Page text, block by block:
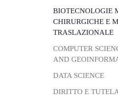
BIOTECNOLOGIE
CHIRURGICHE E
TRASLAZIONALE
COMPUTER
AND
DATA SCIENCE
DIRITTO E